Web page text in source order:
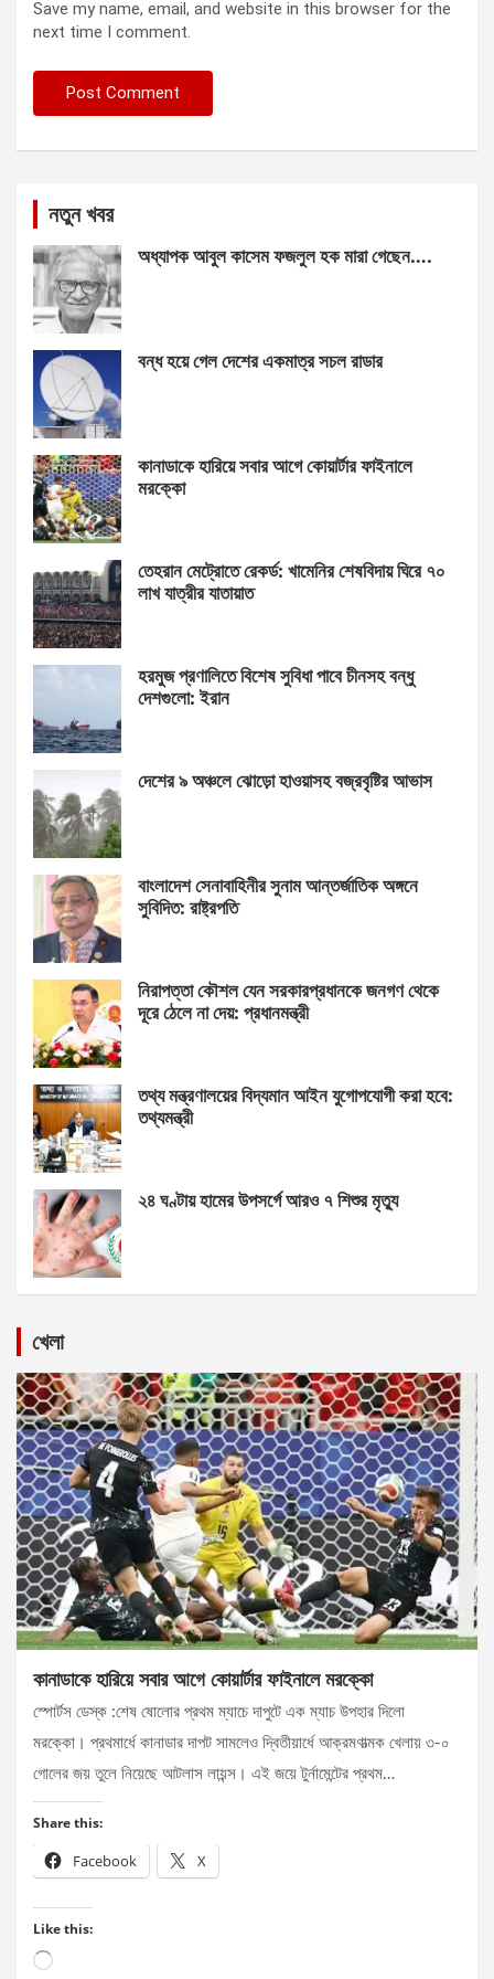
Save my name, email, and website in this browser for the
next time I comment.
নতুন খবর
অধ্যাপক আবুল কাসেম ফজলুল হক মারা গেছেন….
বন্ধ হয়ে গেল দেশের একমাত্র সচল রাডার
কানাডাকে হারিয়ে সবার আগে কোয়ার্টার ফাইনালে
মরক্কো
তেহরান মেট্রোতে রেকর্ড: খামেনির শেষবিদায় ঘিরে ৭০
লাখ যাত্রীর যাতায়াত
হরমুজ প্রণালিতে বিশেষ সুবিধা পাবে চীনসহ বন্ধু
দেশগুলো: ইরান
দেশের ৯ অঞ্চলে ঝোড়ো হাওয়াসহ বজ্রবৃষ্টির আভাস
বাংলাদেশ সেনাবাহিনীর সুনাম আন্তর্জাতিক অঙ্গনে
সুবিদিত: রাষ্ট্রপতি
নিরাপত্তা কৌশল যেন সরকারপ্রধানকে জনগণ থেকে
দূরে ঠেলে না দেয়: প্রধানমন্ত্রী
তথ্য মন্ত্রণালয়ের বিদ্যমান আইন যুগোপযোগী করা হবে:
তথ্যমন্ত্রী
২৪ ঘণ্টায় হামের উপসর্গে আরও ৭ শিশুর মৃত্যু
খেলা
কানাডাকে হারিয়ে সবার আগে কোয়ার্টার ফাইনালে মরক্কো
স্পোর্টস ডেস্ক :শেষ ষোলোর প্রথম ম্যাচে দাপুটে এক ম্যাচ উপহার দিলো
মরক্কো। প্রথমার্ধে কানাডার দাপট সামলেও দ্বিতীয়ার্ধে আক্রমণাত্মক খেলায় ৩-০
গোলের জয় তুলে নিয়েছে আটলাস লায়ন্স। এই জয়ে টুর্নামেন্টের প্রথম…
Share this:
Facebook X
Like this:
Loading…